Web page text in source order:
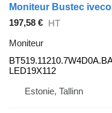
197,58 € HT
Moniteur
LED19X112
Estonie, Tallinn